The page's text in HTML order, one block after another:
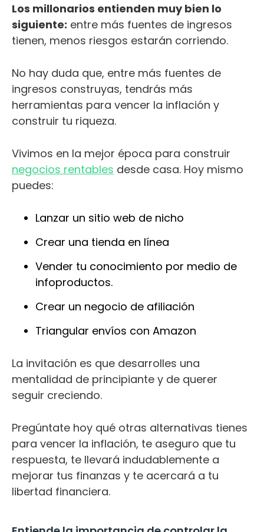
Los millonarios entienden muy bien lo
siguiente: entre más fuentes de ingresos
tienen, menos riesgos estarán corriendo.
No hay duda que, entre más fuentes de
ingresos construyas, tendrás más
herramientas para vencer la inflación y
construir tu riqueza.
Vivimos en la mejor época para construir
negocios rentables desde casa. Hoy mismo
puedes:
Lanzar un sitio web de nicho
Crear una tienda en línea
Vender tu conocimiento por medio de
infoproductos.
Crear un negocio de afiliación
Triangular envíos con Amazon
La invitación es que desarrolles una
mentalidad de principiante y de querer
seguir creciendo.
Pregúntate hoy qué otras alternativas tienes
para vencer la inflación, te aseguro que tu
respuesta, te llevará indudablemente a
mejorar tus finanzas y te acercará a tu
libertad financiera.